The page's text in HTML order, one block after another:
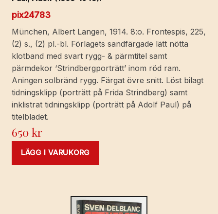
pix24783
München, Albert Langen, 1914. 8:o. Frontespis, 225,
(2) s., (2) pl.-bl. Förlagets sandfärgade lätt nötta
klotband med svart rygg- & pärmtitel samt
pärmdekor ‘Strindbergporträtt’ inom röd ram.
Aningen solbränd rygg. Färgat övre snitt. Löst bilagt
tidningsklipp (porträtt på Frida Strindberg) samt
inklistrat tidningsklipp (porträtt på Adolf Paul) på
titelbladet.
650kr
LÄGG I VARUKORG